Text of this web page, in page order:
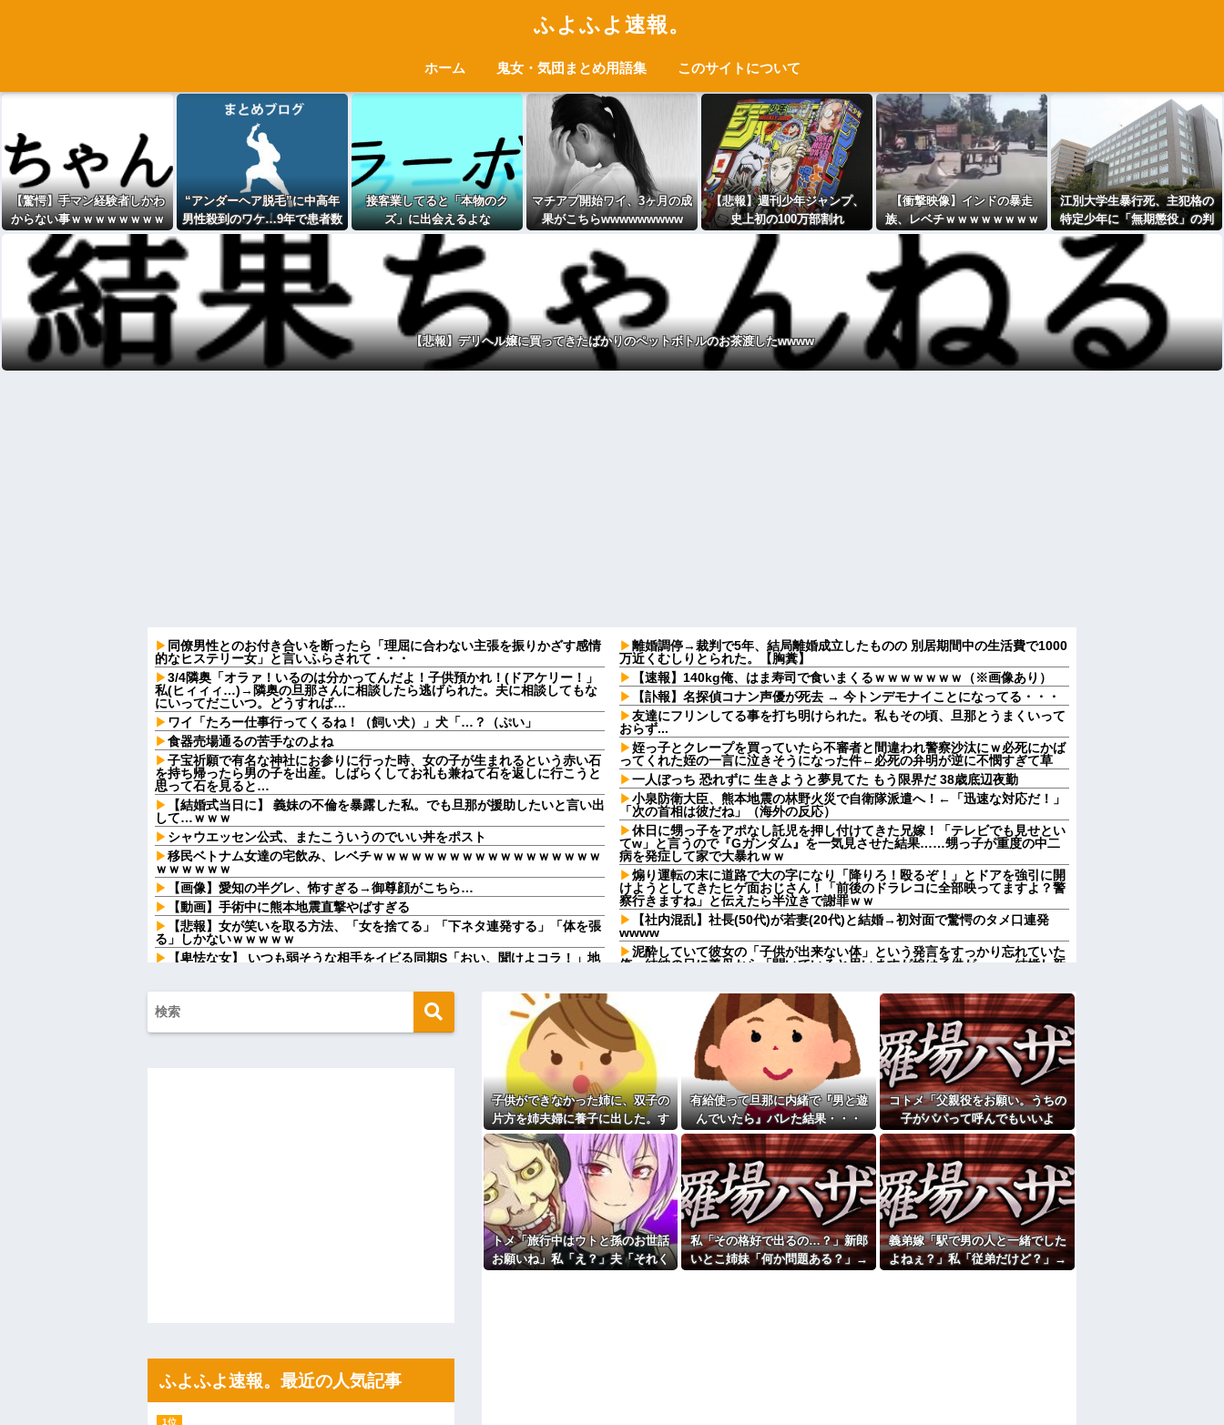
ふよふよ速報。
ホーム 鬼女・気団まとめ用語集 このサイトについて
【驚愕】手マン経験者しかわ
からない事ｗｗｗｗｗｗｗｗ
ｗｗｗｗwwww
“アンダーヘア脱毛”に中高年
男性殺到のワケ…9年で患者数
が200倍以上
接客業してると「本物のク
ズ」に出会えるよな
マチアプ開始ワイ、3ヶ月の成
果がこちらwwwwwwwww
【悲報】週刊少年ジャンプ、
史上初の100万部割れ
【衝撃映像】インドの暴走
族、レベチｗｗｗｗｗｗｗｗ
ｗｗｗｗｗｗｗｗ
江別大学生暴行死、主犯格の
特定少年に「無期懲役」の判
決
【悲報】デリヘル嬢に買ってきたばかりのペットボトルのお茶渡したwwww
同僚男性とのお付き合いを断ったら「理屈に合わない主張を振りかざす感情
的なヒステリー女」と言いふらされて・・・
3/4隣奥「オラァ！いるのは分かってんだよ！子供預かれ！(ドアケリー！」
私(ヒィィィ…)→隣奥の旦那さんに相談したら逃げられた。夫に相談してもな
にいってだこいつ。どうすれば…
ワイ「たろー仕事行ってくるね！（飼い犬）」犬「…？（ぷい」
食器売場通るの苦手なのよね
子宝祈願で有名な神社にお参りに行った時、女の子が生まれるという赤い石
を持ち帰ったら男の子を出産。しばらくしてお礼も兼ねて石を返しに行こうと
思って石を見ると…
【結婚式当日に】 義妹の不倫を暴露した私。でも旦那が援助したいと言い出
して…ｗｗｗ
シャウエッセン公式、またこういうのでいい丼をポスト
移民ベトナム女達の宅飲み、レベチｗｗｗｗｗｗｗｗｗｗｗｗｗｗｗｗｗｗ
ｗｗｗｗｗｗ
【画像】愛知の半グレ、怖すぎる→御尊顔がこちら…
【動画】手術中に熊本地震直撃やばすぎる
【悲報】女が笑いを取る方法、「女を捨てる」「下ネタ連発する」「体を張
る」しかないｗｗｗｗｗ
【卑怯な女】 いつも弱そうな相手をイビる同期S「おい、聞けよコラ！」地
大学時代に何故か人気ある男子学生がいた。学部やサークルの垣根を問わず
にあらゆる飲み会に呼ばれていた
彼氏とのデートの会計で彼が「端数の25円出して」正直に出したらこうなっ
今育休中。夫に「寝かしつけ大変だったねありがとう」と声を掛けてもらえ
たら救われると伝えたら「俺に褒められるために育児してるの？」と言われた
夫と離婚した事をとても後悔している。家のローンを私が引き継ぎ、生活が
同じ文系へ進学する約束だった彼女が、何も言わず理系へ変更していた。一
休日に甥っ子をアポなし託児を押し付けてきた兄嫁！「テレビでも見せとい
てw」と言うので『Gガンダム』を一気見させた結果……甥っ子が重度の中二
ハードオフに売っていた4万4000円のフィギュアがヤバすぎるｗｗｗｗｗｗ
私「ちょっと、人の家の金庫触らないでよ！」キチママ『そこに金庫があっ
たから、開けてみようとしただけ☆』義兄「泥は出てけ！二度と来るな！」結
【ネット騒然】惨殺されたタワマン頂き女子のこの動画、すげえええええｗ
ｗｗｗｗｗｗｗｗｗｗ
【愕然】白のクラウン俺氏、高速道路左車線を制限速度で走った結果
wwwwwwwwwwww
離婚調停→裁判で5年、結局離婚成立したものの 別居期間中の生活費で1000
万近くむしりとられた。【胸糞】
【速報】140kg俺、はま寿司で食いまくるｗｗｗｗｗｗｗ（※画像あり）
【訃報】名探偵コナン声優が死去 → 今トンデモナイことになってる・・・
友達にフリンしてる事を打ち明けられた。私もその頃、旦那とうまくいって
おらず...
姪っ子とクレープを買っていたら不審者と間違われ警察沙汰にｗ必死にかば
ってくれた姪の一言に泣きそうになった件←必死の弁明が逆に不憫すぎて草
一人ぼっち 恐れずに 生きようと夢見てた もう限界だ 38歳底辺夜勤
小泉防衛大臣、熊本地震の林野火災で自衛隊派遣へ！←「迅速な対応だ！」
「次の首相は彼だね」（海外の反応）
休日に甥っ子をアポなし託児を押し付けてきた兄嫁！「テレビでも見せとい
てw」と言うので『Gガンダム』を一気見させた結果……甥っ子が重度の中二
病を発症して家で大暴れｗｗ
煽り運転の末に道路で大の字になり「降りろ！殴るぞ！」とドアを強引に開
けようとしてきたヒゲ面おじさん！「前後のドラレコに全部映ってますよ？警
察行きますね」と伝えたら半泣きで謝罪ｗｗ
【社内混乱】社長(50代)が若妻(20代)と結婚→初対面で驚愕のタメ口連発
wwww
泥酔していて彼女の「子供が出来ない体」という発言をすっかり忘れていた
俺。結納の日に義母から「聞いていると思いますが娘は子供が…」。結婚し新
トメ「旅行中はウトと孫のお世話お願いね」私「え？」夫「それくらいやっ
てやれよ」→まさかの丸投げに困惑して…
人気YouTuberさん、動画内で最悪の秘密がバレて終わる・・・他
彼の母親と初めて食事した時に彼母が「私ちゃんは結婚したら仕事辞める予
定なんですってね」と言ってきた
「今思えばなんであんなに夢中になったんやろ…」と思うコンテンツ
【画像】思わず保存したくなる「笑える画像・最高な画像」貼っていけｗｗ
ｗｗｗ
【修羅場】不妊と判明した夫、前妻の娘に「実の子じゃない！」と訴えた結
果ｗｗｗｗ
33歳くらいから太ったせいか加齢で＊が緩んだのかチョビッと漏れるように
なった
相手がどんなパイプ持っているかも知れないのに…
主な税金の成り立ちを調べてみたよ
子供ができなかった姉に、双子の
片方を姉夫婦に養子に出した。す
ると、養子に出した子がすごく礼
儀正しくてビックリ
有給使って旦那に内緒で『男と遊
んでいたら』バレた結果・・・
コトメ「父親役をお願い。うちの
子がパパって呼んでもいいよ
ね？」旦那「それは無理」→断っ
た途端に大騒ぎになり…
トメ「旅行中はウトと孫のお世話
お願いね」私「え？」夫「それく
私「その格好で出るの…？」新郎
いとこ姉妹「何か問題ある？」→
義弟嫁「駅で男の人と一緒でした
よねぇ？」私「従弟だけど？」→
ふよふよ速報。最近の人気記事